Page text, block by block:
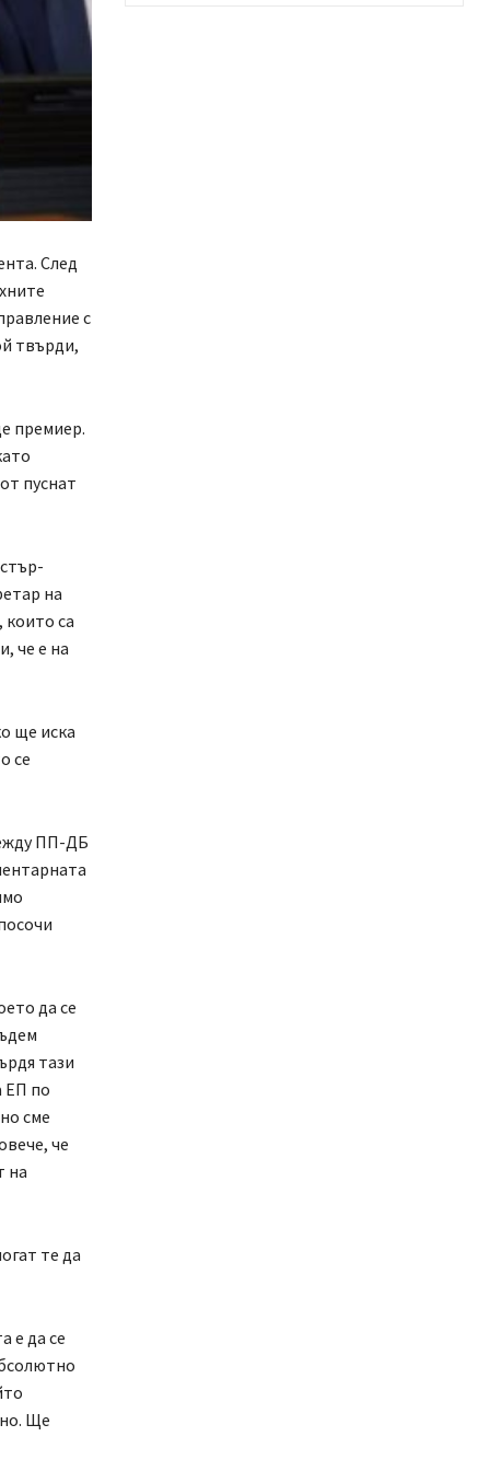
След
с
твърди,
премиер.
пуснат
на
са
че е на
ще иска
се
ПП-ДБ
да се
тази
ЕП по
сме
че
на
те да
е да се
Ще